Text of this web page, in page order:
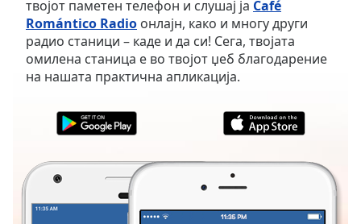
Mute
Current
Time0:00
Duration-:-
Seek to
live,
behind
твојот паметен телефон и слушај ја Café
Romántico Radio онлајн, како и многу други
радио станици – каде и да си! Сега, твојата
омилена станица е во твојот џеб благодарение
на нашата практична апликација.